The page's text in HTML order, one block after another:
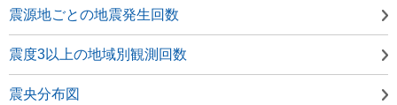
震源地ごとの地震発生回数
震度3以上の地域別観測回数
震央分布図